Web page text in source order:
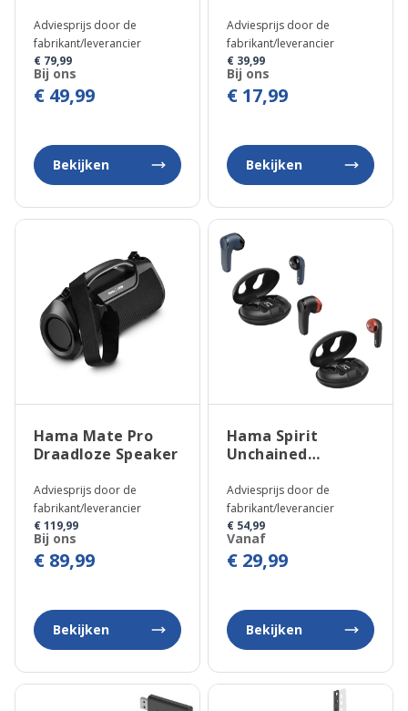
Adviesprijs door de
fabrikant/leverancier
€ 79,99
Bij ons
€ 49,99
Bekijken
Adviesprijs door de
fabrikant/leverancier
€ 39,99
Bij ons
€ 17,99
Bekijken
Hama Mate Pro
Draadloze Speaker
Adviesprijs door de
fabrikant/leverancier
€ 119,99
Bij ons
€ 89,99
Bekijken
Hama Spirit
Unchained
Oordopjes
Adviesprijs door de
fabrikant/leverancier
€ 54,99
Vanaf
€ 29,99
Bekijken